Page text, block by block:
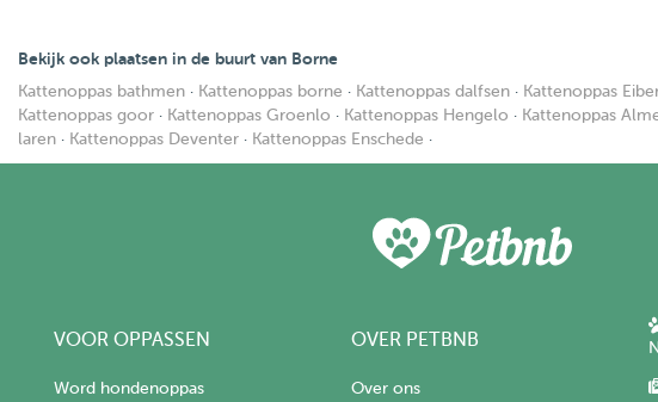
Bekijk ook plaatsen in de buurt van Borne
Kattenoppas bathmen · Kattenoppas borne · Kattenoppas dalfsen · Kattenoppas
Kattenoppas goor · Kattenoppas Groenlo · Kattenoppas Hengelo · Kattenoppas
laren · Kattenoppas Deventer · Kattenoppas Enschede ·
VOOR OPPASSEN
Word hondenoppas
OVER PETBNB
Over ons